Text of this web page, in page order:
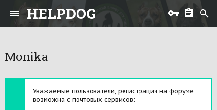
HELPDOG
Monika
Уважаемые пользователи, регистрация на форуме
возможна с почтовых сервисов: